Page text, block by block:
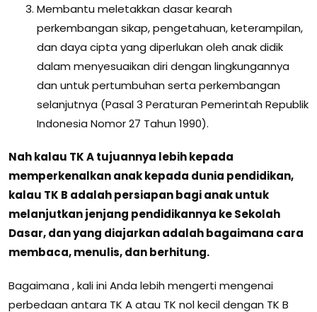
Membantu meletakkan dasar kearah
perkembangan sikap, pengetahuan, keterampilan,
dan daya cipta yang diperlukan oleh anak didik
dalam menyesuaikan diri dengan lingkungannya
dan untuk pertumbuhan serta perkembangan
selanjutnya (Pasal 3 Peraturan Pemerintah Republik
Indonesia Nomor 27 Tahun 1990).
Nah kalau TK A tujuannya lebih kepada
memperkenalkan anak kepada dunia pendidikan,
kalau TK B adalah persiapan bagi anak untuk
melanjutkan jenjang pendidikannya ke Sekolah
Dasar, dan yang diajarkan adalah bagaimana cara
membaca, menulis, dan berhitung.
Bagaimana , kali ini Anda lebih mengerti mengenai
perbedaan antara TK A atau TK nol kecil dengan TK B